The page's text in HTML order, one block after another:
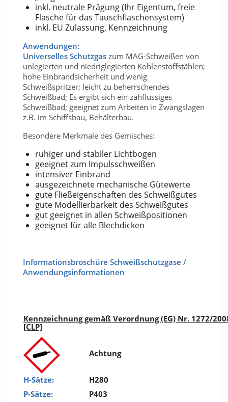
inkl. neutrale Prägung (Ihr Eigentum, freie
Flasche für das Tauschflaschensystem)
inkl. EU Zulassung, Kennzeichnung
Anwendungen:
Universelles Schutzgas zum MAG-Schweißen von
unlegierten und niedriglegierten Kohlenstoffstählen;
hohe Einbrandsicherheit und wenig
Schweißspritzer; leicht zu beherrschendes
Schweißbad; Es ergibt sich ein zähflüssiges
Schweißbad; geeignet zum Arbeiten in Zwangslagen
z.B. im Schiffsbau, Behälterbau.
Besondere Merkmale des Gemisches:
ruhiger und stabiler Lichtbogen
geeignet zum Impulsschweißen
intensiver Einbrand
ausgezeichnete mechanische Gütewerte
gute Fließeigenschaften des Schweißgutes
gute Modellierbarkeit des Schweißgutes
gut geeignet in allen Schweißpositionen
geeignet für alle Blechdicken
Informationsbroschüre Schweißschutzgase /
Anwendungsinformationen
Kennzeichnung gemäß Verordnung (EG) Nr. 1272/
[CLP]
Achtung
H-Sätze:
H280
P-Sätze:
P403